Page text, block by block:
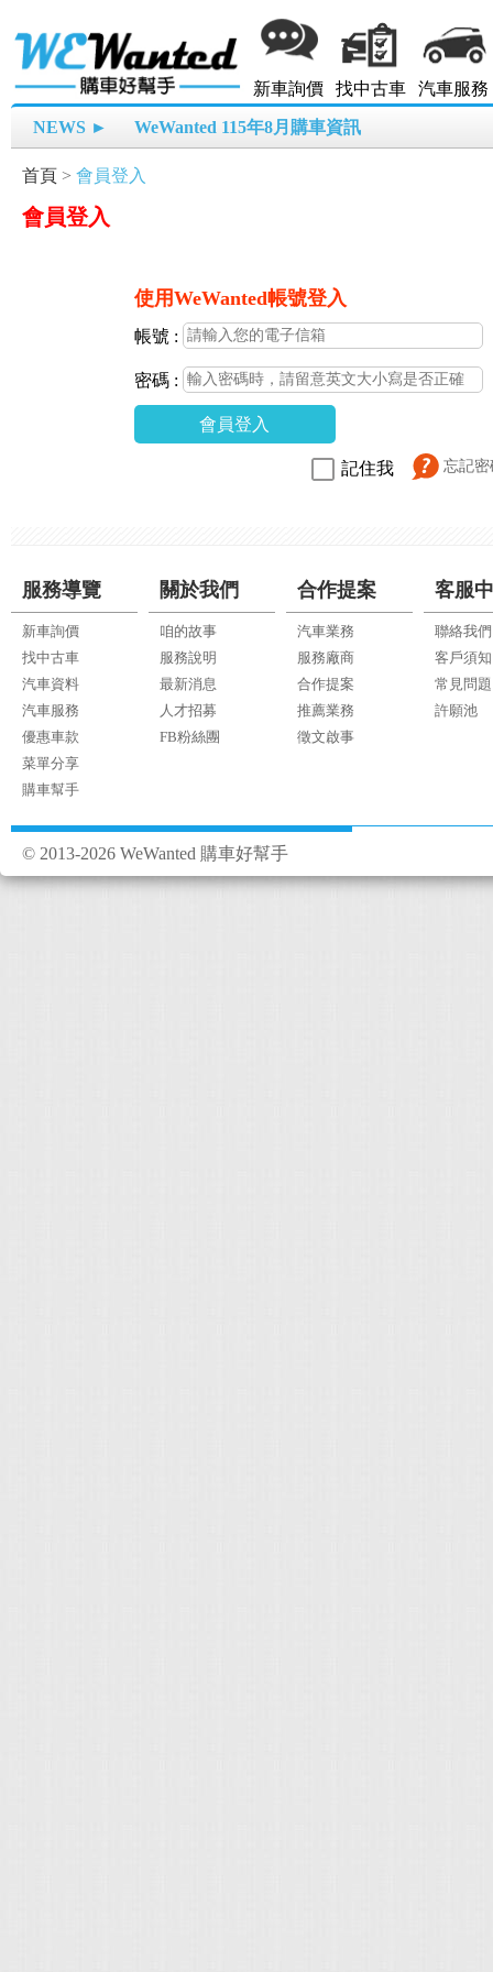
新車詢價 找中古車 汽車服務
NEWS ► WeWanted 115年8月購車資訊
首頁 > 會員登入
會員登入
使用WeWanted帳號登入
帳號 :
密碼 :
會員登入
忘記密
記住我
服務導覽
新車詢價
找中古車
汽車資料
汽車服務
優惠車款
菜單分享
購車幫手
關於我們
咱的故事
服務說明
最新消息
人才招募
FB粉絲團
合作提案
汽車業務
服務廠商
合作提案
推薦業務
徵文啟事
客服
聯絡我們
客戶須知
常見問題
許願池
© 2013-2026 WeWanted 購車好幫手